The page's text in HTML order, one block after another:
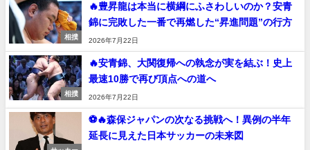
相撲
🔥豊昇龍は本当に横綱にふさわしいのか？安青
錦に完敗した一番で再燃した“昇進問題”の行方
2026年7月22日
相撲
🔥安青錦、大関復帰への執念が実を結ぶ！史上
最速10勝で再び頂点への道へ
2026年7月22日
⚽🔥森保ジャパンの次なる挑戦へ！異例の半年
延長に見えた日本サッカーの未来図